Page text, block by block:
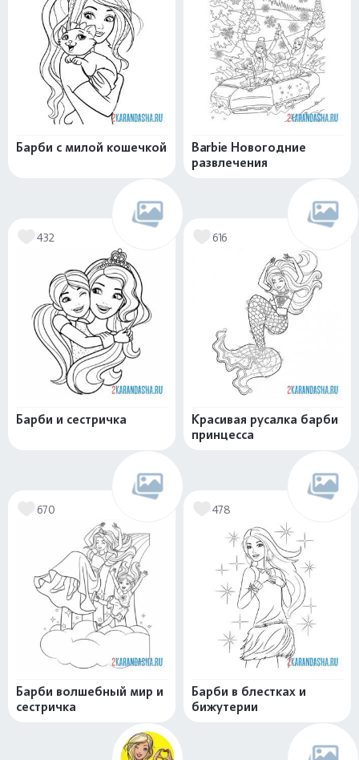
Барби с милой кошечкой
Barbie Новогодние
развлечения
432
Барби и сестричка
616
Красивая русалка барби
принцесса
670
Барби волшебный мир и
сестричка
478
Барби в блестках и
бижутерии